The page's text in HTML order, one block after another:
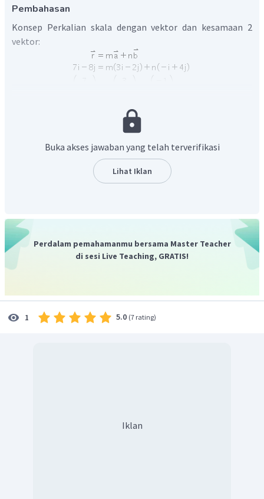
Pembahasan
Konsep Perkalian skala dengan vektor dan kesamaan 2
vektor:
Dari kesamaan 2 vektor diperoleh:
dan
Dengan metode eliminasi - substitusi:
Buka akses jawaban yang telah terverifikasi
Lihat Iklan
Perdalam pemahamanmu bersama Master Teacher
di sesi Live Teaching, GRATIS!
1 5.0 (7 rating)
Iklan